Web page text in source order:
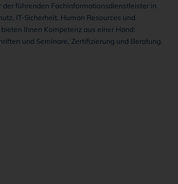
der führenden Fachinformationsdienstleister in
IT-Sicherheit, Human Resources und
Ihnen Kompetenz aus einer Hand:
und Seminare, Zertifizierung und Beratung.